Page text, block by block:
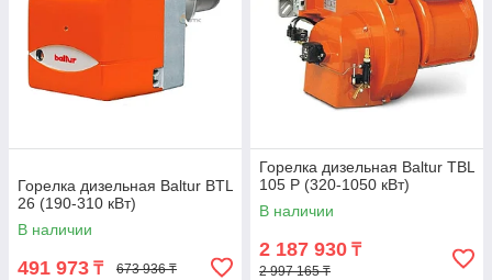
Горелка дизельная Baltur BTL
26 (190-310 кВт)
В наличии
491 973 ₸ 673 936 ₸
Горелка дизельная Baltur TBL
105 P (320-1050 кВт)
В наличии
2 187 930 ₸
2 997 165 ₸